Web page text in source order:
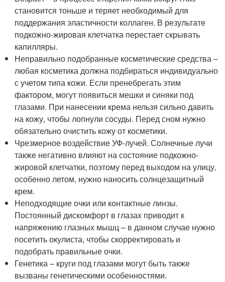
становится тоньше и теряет необходимый для
поддержания эластичности коллаген. В результате
подкожно-жировая клетчатка перестает скрывать
капилляры.
Неправильно подобранные косметические средства –
любая косметика должна подбираться индивидуально
с учетом типа кожи. Если пренебрегать этим
фактором, могут появиться мешки и синяки под
глазами. При нанесении крема нельзя сильно давить
на кожу, чтобы лопнули сосуды. Перед сном нужно
обязательно очистить кожу от косметики.
Чрезмерное воздействие УФ-лучей. Солнечные лучи
также негативно влияют на состояние подкожно-
жировой клетчатки, поэтому перед выходом на улицу,
особенно летом, нужно наносить солнцезащитный
крем.
Неподходящие очки или контактные линзы.
Постоянный дискомфорт в глазах приводит к
напряжению глазных мышц – в данном случае нужно
посетить окулиста, чтобы скорректировать и
подобрать правильные очки.
Генетика – круги под глазами могут быть также
вызваны генетическими особенностями.